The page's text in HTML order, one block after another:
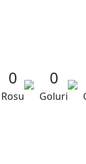
0
Rosu
0
Goluri